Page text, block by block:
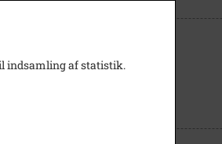
indsamling af statistik.